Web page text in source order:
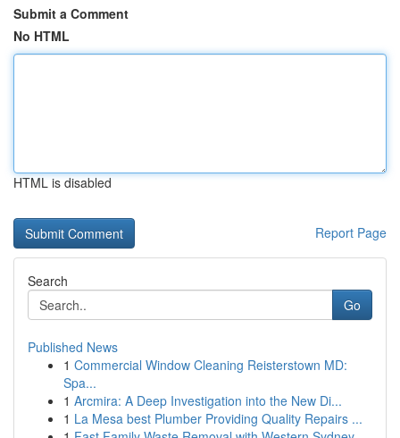
Submit a Comment
No HTML
HTML is disabled
Report Page
Search
Go
Published News
1 Commercial Window Cleaning Reisterstown MD:
Spa...
1 Arcmira: A Deep Investigation into the New Di...
1 La Mesa best Plumber Providing Quality Repairs ...